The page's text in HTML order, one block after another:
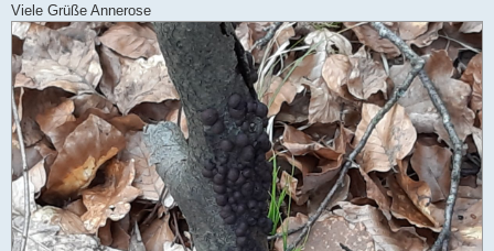
Viele Grüße Annerose